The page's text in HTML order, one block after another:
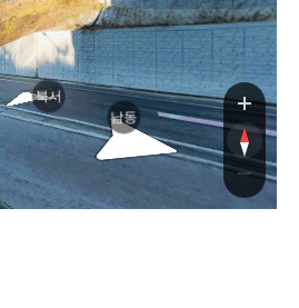
북서
남동